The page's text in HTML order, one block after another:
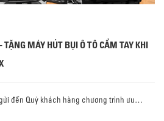
MÁY HÚT BỤI Ô TÔ CẦM TAY KHI
đến Quý khách hàng chương trình ưu…